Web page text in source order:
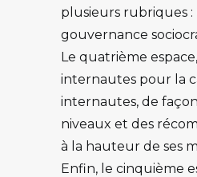
plusieurs rubriques
gouvernance
Le quatrième
internautes pour la
internautes, de
niveaux et des
à la hauteur de ses
Enfin, le cinquième